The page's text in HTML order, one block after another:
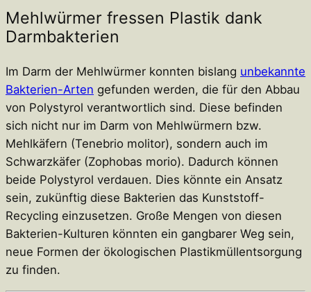
Mehlwürmer fressen Plastik dank
Darmbakterien
Im Darm der Mehlwürmer konnten bislang unbekannte
Bakterien-Arten gefunden werden, die für den Abbau
von Polystyrol verantwortlich sind. Diese befinden
sich nicht nur im Darm von Mehlwürmern bzw.
Mehlkäfern (Tenebrio molitor), sondern auch im
Schwarzkäfer (Zophobas morio). Dadurch können
beide Polystyrol verdauen. Dies könnte ein Ansatz
sein, zukünftig diese Bakterien das Kunststoff-
Recycling einzusetzen. Große Mengen von diesen
Bakterien-Kulturen könnten ein gangbarer Weg sein,
neue Formen der ökologischen Plastikmüllentsorgung
zu finden.